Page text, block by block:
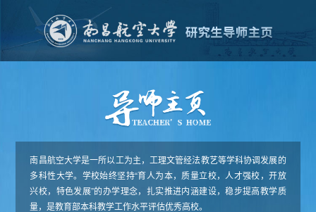
南昌航空大学是一所以工为主，工理文管经法教艺等学科协调发展的
多科性大学。学校始终坚持“育人为本，质量立校，人才强校，开放
兴校，特色发展”的办学理念，扎实推进内涵建设，稳步提高教学质
量，是教育部本科教学工作水平评估优秀高校。